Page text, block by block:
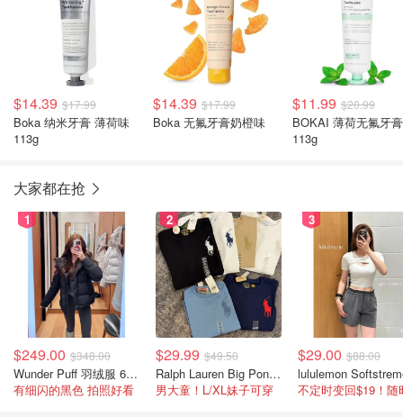
$14.39 $17.99
Boka 纳米牙膏 薄荷味
113g
$14.39 $17.99
Boka 无氟牙膏奶橙味
$11.99 $20.99
BOKAI 薄荷无氟牙膏
113g
大家都在抢
1
$249.00 $348.00
Wunder Puff 羽绒服 600蓬松度
有细闪的黑色 拍照好看
2
$29.99 $49.50
Ralph Lauren Big Pony 棉质短袖T恤
男大童！L/XL妹子可穿
3
$29.00 $88.00